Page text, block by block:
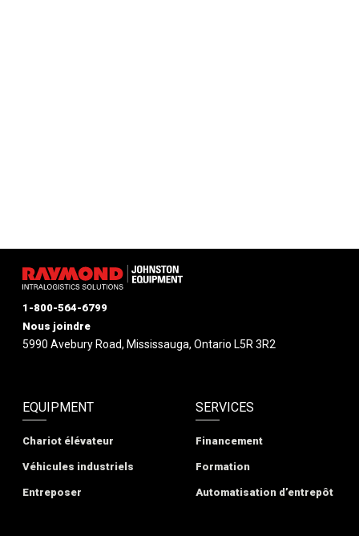
EQUIPMENT
Chariot élévateur
Véhicules industriels
Entreposer
SERVICES
Financement
Formation
Automatisation d’entrepôt
1-800-564-6799
Nous joindre
5990 Avebury Road, Mississauga, Ontario L5R 3R2